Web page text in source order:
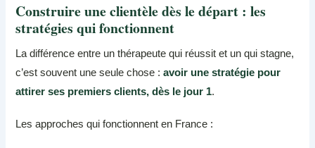
Construire une clientèle dès le départ : les
stratégies qui fonctionnent
La différence entre un thérapeute qui réussit et un qui stagne,
c’est souvent une seule chose :avoir une stratégie pour
attirer ses premiers clients, dès le jour 1.
Les approches qui fonctionnent en France :